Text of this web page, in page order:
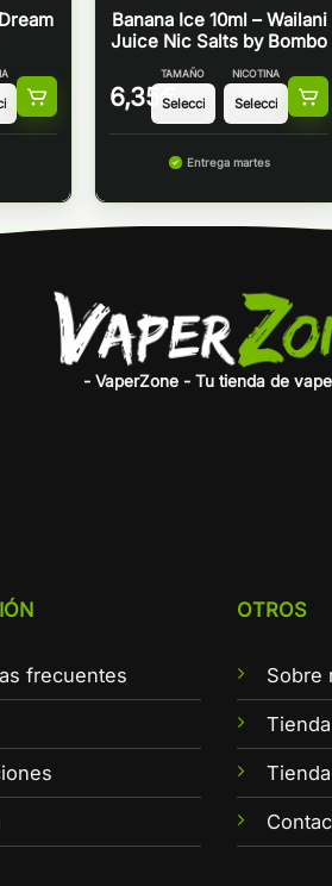
Banana Ice 10ml – Wailani
Juice Nic Salts by Bombo
6,35 €
TAMAÑO NICOTINA
Entrega martes
- VaperZone - Tu tienda de
frecuentes
OTROS
Sobre